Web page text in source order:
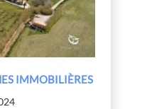
IMMOBILIÈRES